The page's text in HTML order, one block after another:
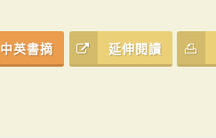
中英書摘 延伸閱讀